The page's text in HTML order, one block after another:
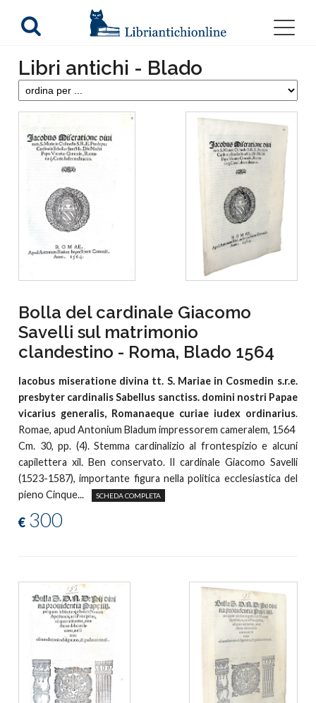
Libri antichi - Blado
Bolla del cardinale Giacomo
Savelli sul matrimonio
clandestino - Roma, Blado 1564
Iacobus miseratione divina tt. S. Mariae in Cosmedin s.r.e.
presbyter cardinalis Sabellus sanctiss. domini nostri Papae
vicarius generalis, Romanaeque curiae iudex ordinarius.
Romae, apud Antonium Bladum impressorem cameralem, 1564
Cm. 30, pp. (4). Stemma cardinalizio al frontespizio e alcuni
capilettera xil. Ben conservato. Il cardinale Giacomo Savelli
(1523-1587), importante figura nella politica ecclesiastica del
pieno Cinque...
SCHEDA COMPLETA
€ 300